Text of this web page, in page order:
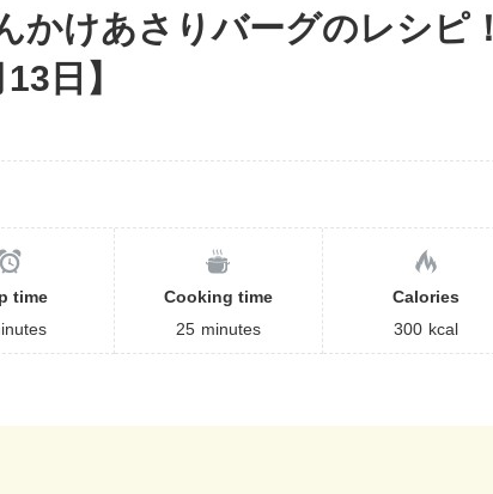
かけあさりバーグのレシピ！
日】
time
Cooking time
25 minutes
Calories
300 kcal